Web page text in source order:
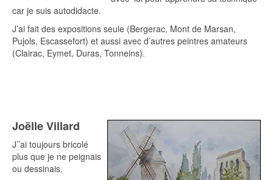
car je suis autodidacte.
J’ai fait des expositions seule (Bergerac, Mont de Marsan,
Pujols, Escassefort) et aussi avec d’autres peintres amateurs
(Clairac, Eymet, Duras, Tonneins).
Joëlle Villard
J’’ai toujours bricolé
plus que je ne peignais
ou dessinais.